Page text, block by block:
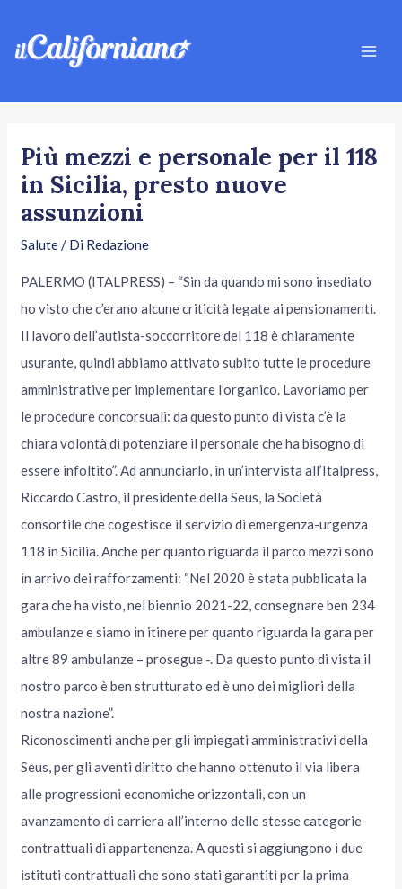
Più mezzi e personale per il 118
in Sicilia, presto nuove
assunzioni
Salute/ Di Redazione
PALERMO (ITALPRESS) – “Sin da quando mi sono insediato
ho visto che c’erano alcune criticità legate ai pensionamenti.
Il lavoro dell’autista-soccorritore del 118 è chiaramente
usurante, quindi abbiamo attivato subito tutte le procedure
amministrative per implementare l’organico. Lavoriamo per
le procedure concorsuali: da questo punto di vista c’è la
chiara volontà di potenziare il personale che ha bisogno di
essere infoltito”. Ad annunciarlo, in un’intervista all’Italpress,
Riccardo Castro, il presidente della Seus, la Società
consortile che cogestisce il servizio di emergenza-urgenza
118 in Sicilia. Anche per quanto riguarda il parco mezzi sono
in arrivo dei rafforzamenti: “Nel 2020 è stata pubblicata la
gara che ha visto, nel biennio 2021-22, consegnare ben 234
ambulanze e siamo in itinere per quanto riguarda la gara per
altre 89 ambulanze – prosegue -. Da questo punto di vista il
nostro parco è ben strutturato ed è uno dei migliori della
nostra nazione”.
Riconoscimenti anche per gli impiegati amministrativi della
Seus, per gli aventi diritto che hanno ottenuto il via libera
alle progressioni economiche orizzontali, con un
avanzamento di carriera all’interno delle stesse categorie
contrattuali di appartenenza. A questi si aggiungono i due
istituti contrattuali che sono stati garantiti per la prima
articoli